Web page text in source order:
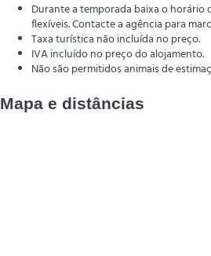
Durante a temporada baixa o
flexíveis. Contacte a agência para
Taxa turística não incluída no preço.
IVA incluído no preço do alojamento.
Não são permitidos animais de
Mapa e distâncias